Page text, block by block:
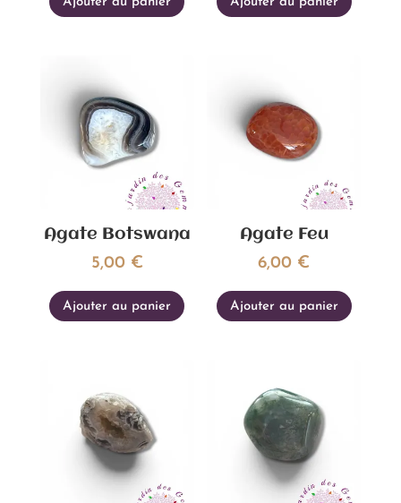
Agate Botswana
5,00 €
Ajouter au panier
Agate Feu
6,00 €
Ajouter au panier